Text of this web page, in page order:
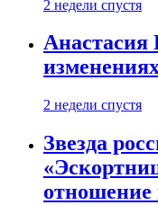
2 недели спустя
Анастасия
2 недели спустя
Звезда
отношение